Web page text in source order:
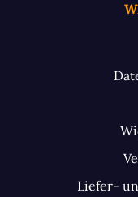
Liefer-